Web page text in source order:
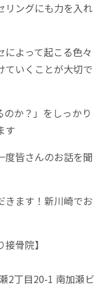
リングにも力を入れ
によって起こる色々
ていくことが大切で
のか？」をしっかり
す
度皆さんのお話を聞
きます！新川崎でお
骨院】
2丁目20-1 南加瀬ビ